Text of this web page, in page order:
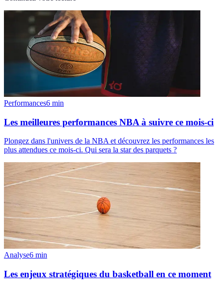
Performances6 min
Les meilleures performances NBA à suivre ce mois-ci
Plongez dans l'univers de la NBA et découvrez les performances les
plus attendues ce mois-ci. Qui sera la star des parquets ?
Analyse6 min
Les enjeux stratégiques du basketball en ce moment